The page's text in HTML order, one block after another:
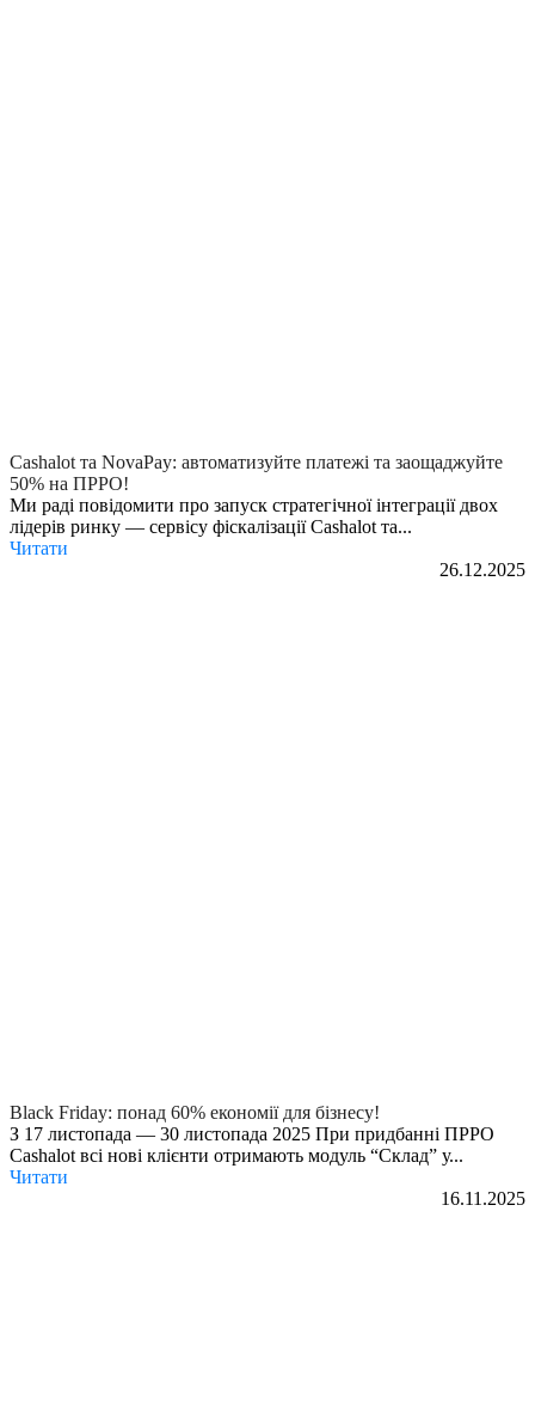
Cashalot та NovaPay: автоматизуйте платежі та заощаджуйте
50% на ПРРО!
Ми раді повідомити про запуск стратегічної інтеграції двох
лідерів ринку — сервісу фіскалізації Cashalot та...
Читати
26.12.2025
Black Friday: понад 60% економії для бізнесу!
З 17 листопада — 30 листопада 2025 При придбанні ПРРО
Cashalot всі нові клієнти отримають модуль “Склад” у...
Читати
16.11.2025